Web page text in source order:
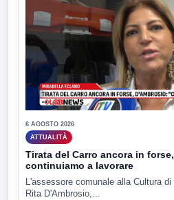
6 AGOSTO 2026
ATTUALITÀ
Tirata del Carro ancora in
continuiamo a lavorare
L'assessore comunale alla Cultura
Rita D'Ambrosio,...